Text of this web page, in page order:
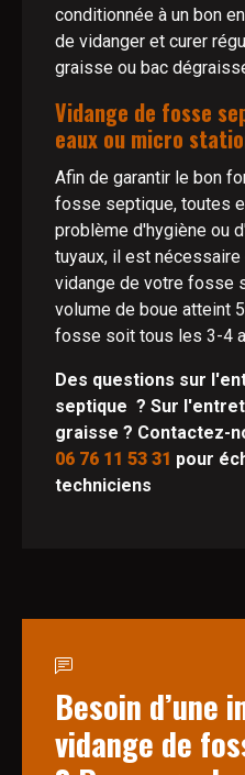
conditionnée à un bon
de vidanger et curer
graisse ou bac
Vidange de fosse
eaux ou micro
Afin de garantir le bon
fosse septique, toutes
problème d'hygiène ou
tuyaux, il est
vidange de votre fosse
volume de boue atteint
fosse soit tous les 3-4
Des questions sur
septique ? Sur
graisse ? Contactez-
06 76 11 53 31 pour
techniciens
Besoin d’une
vidange de